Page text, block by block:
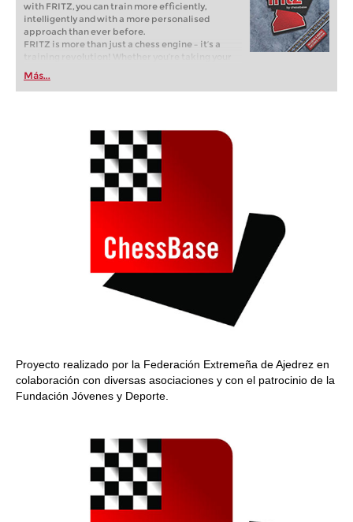
with FRITZ, you can train more efficiently,
intelligently and with a more personalised
approach than ever before.
FRITZ is more than just a chess engine – it’s a
training revolution! Whether you’re taking your
first steps into the world of club chess, or already
playing at a tournament level: with FRITZ, you can
train more efficiently, intelligently and with a
Más...
Proyecto realizado por la Federación Extremeña de Ajedrez en
colaboración con diversas asociaciones y con el patrocinio de la
Fundación Jóvenes y Deporte.